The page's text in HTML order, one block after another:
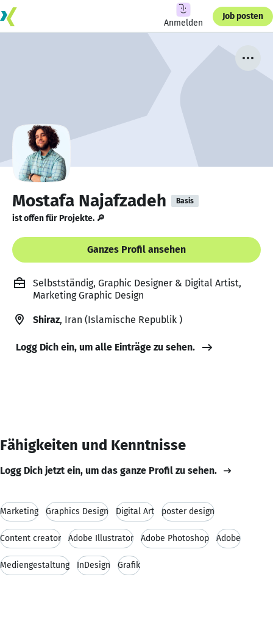
Anmelden
Job posten
Mostafa Najafzadeh Basis
ist offen für Projekte. 🔎
Ganzes Profil ansehen
Selbstständig, Graphic Designer & Digital Artist,
Marketing Graphic Design
Shiraz, Iran (Islamische Republik )
Logg Dich ein, um alle Einträge zu sehen.
Fähigkeiten und Kenntnisse
Logg Dich jetzt ein, um das ganze Profil zu sehen.
Marketing Graphics Design Digital Art poster design
Content creator Adobe Illustrator Adobe Photoshop Adobe
Mediengestaltung InDesign Grafik